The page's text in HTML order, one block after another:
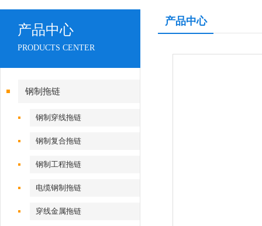
产品中心
PRODUCTS CENTER
钢制拖链
钢制穿线拖链
钢制复合拖链
钢制工程拖链
电缆钢制拖链
穿线金属拖链
产品中心